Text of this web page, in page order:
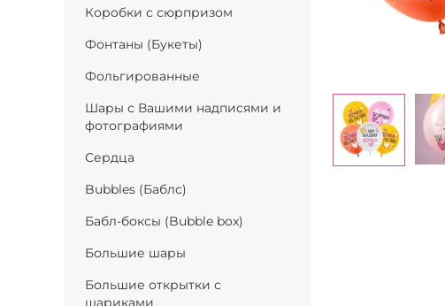
Коробки с сюрпризом
Фонтаны (Букеты)
Фольгированные
Шары с Вашими надписями и
фотографиями
Сердца
Bubbles (Баблс)
Бабл-боксы (Bubble box)
Большие шары
Большие открытки с
шариками